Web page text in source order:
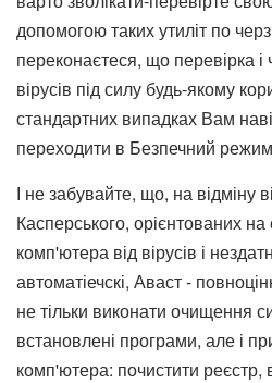
допомогою таких утиліт по
переконаєтеся, що перевірка
вірусів під силу будь-якому
стандартних випадках Вам
переходити в Безпечний
І не забувайте, що, на відміну
Касперського, орієнтованих
комп'ютера від вірусів і
автоматіечскі, Аваст -
не тільки виконати очищення
встановлені програми, але і
комп'ютера: почистити